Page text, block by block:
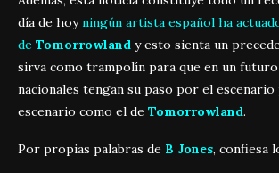
día de hoyningún artista español ha
de Tomorrowland y esto sienta un
sirva como trampolín para que en un
nacionales tengan su paso por el
escenario como el de Tomorrowland.
Por propias palabras de B Jones, confiesa